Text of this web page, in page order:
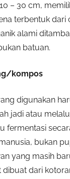
– 30 cm,
terbentuk dari
alami
batuan.
kompos
digunakan
jadi atau
fermentasi
bukan
yang masih
dibuat dari